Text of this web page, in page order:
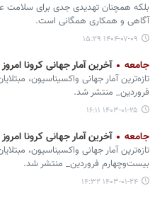
بلکه همچنان تهدیدی جدی برای سلامت
آگاهی و همکاری همگانی است.
۱۴۰۴-۰۷-۰۹ ۱۵:۲۹
جامعه آخرین آمار جهانی کرونا امروز شنبه ۲۵ فروردین؛ ۵۷ فوتی و ۳
تازه‌ترین آمار جهانی واکسیناسیون،
فروردین_ منتشر شد.
۱۴۰۳-۰۱-۲۵ ۱۶:۱۱
جامعه آخرین آمار جهانی کرونا امروز جمعه ۲۴ فروردین؛ ۲۷ فوتی و ۳
تازه‌ترین آمار جهانی واکسیناسیون،
بیست‌وچهارم فروردین_ منتشر شد.
۱۴۰۳-۰۱-۲۴ ۱۴:۳۲